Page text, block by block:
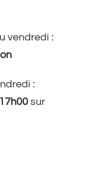
vendredi :
:
sur